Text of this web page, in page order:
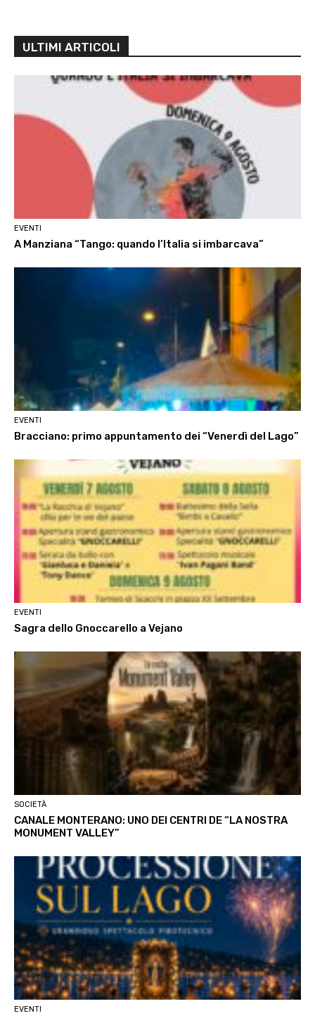
ULTIMI ARTICOLI
EVENTI
A Manziana “Tango: quando l’Italia si imbarcava”
EVENTI
Bracciano: primo appuntamento dei “Venerdì del Lago”
EVENTI
Sagra dello Gnoccarello a Vejano
SOCIETÀ
CANALE MONTERANO: UNO DEI CENTRI DE “LA NOSTRA
MONUMENT VALLEY”
EVENTI